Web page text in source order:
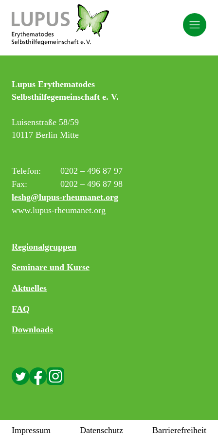
Lupus Erythematodes
Selbsthilfegemeinschaft e. V.
Luisenstraße 58/59
10117 Berlin Mitte
Telefon:
0202 – 496 87 97
Fax:
0202 – 496 87 98
leshg@lupus-rheumanet.org
www.lupus-rheumanet.org
Regionalgruppen
Seminare und Kurse
Aktuelles
FAQ
Downloads
Impressum Datenschutz Barrierefreiheit